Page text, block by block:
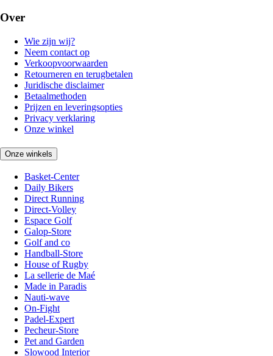
Over
Wie zijn wij?
Neem contact op
Verkoopvoorwaarden
Retourneren en terugbetalen
Juridische disclaimer
Betaalmethoden
Prijzen en leveringsopties
Privacy verklaring
Onze winkel
Onze winkels
Basket-Center
Daily Bikers
Direct Running
Direct-Volley
Espace Golf
Galop-Store
Golf and co
Handball-Store
House of Rugby
La sellerie de Maé
Made in Paradis
Nauti-wave
On-Fight
Padel-Expert
Pecheur-Store
Pet and Garden
Slowood Interior